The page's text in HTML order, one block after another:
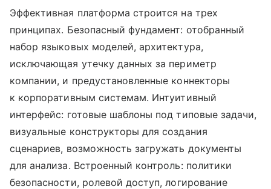
Эффективная платформа строится на трех
принципах. Безопасный фундамент: отобранный
набор языковых моделей, архитектура,
исключающая утечку данных за периметр
компании, и предустановленные коннекторы
к корпоративным системам. Интуитивный
интерфейс: готовые шаблоны под типовые задачи,
визуальные конструкторы для создания
сценариев, возможность загружать документы
для анализа. Встроенный контроль: политики
безопасности, ролевой доступ, логирование